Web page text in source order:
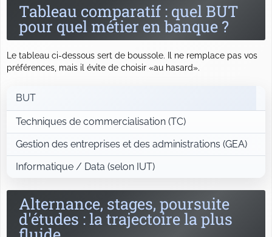
Tableau comparatif : quel BUT
pour quel métier en banque ?
Le tableau ci-dessous sert de boussole. Il ne remplace pas vos
préférences, mais il évite de choisir «au hasard».
BUT
Techniques de commercialisation (TC)
Gestion des entreprises et des administrations (GEA)
Informatique / Data (selon IUT)
Alternance, stages, poursuite
d'études : la trajectoire la plus